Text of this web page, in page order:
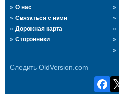
О нас
Связаться с нами
Дорожная карта
Сторонники
Следить OldVersion.com